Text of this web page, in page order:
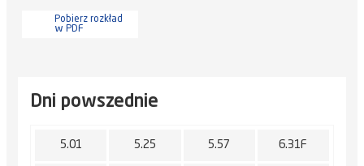
Pobierz rozkład
w PDF
Dni powszednie
5.01 5.25 5.57 6.31F